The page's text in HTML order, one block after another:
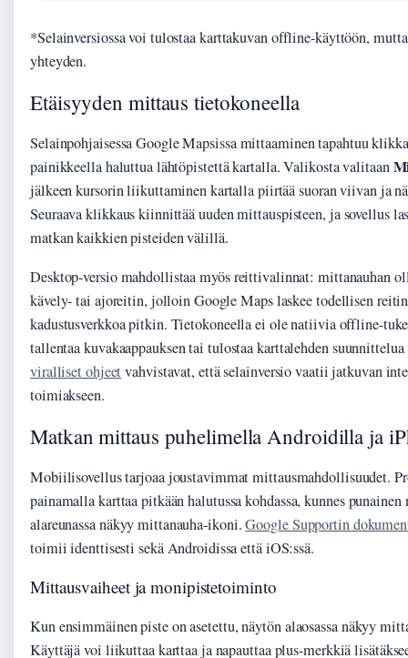
*Selainversiossa voi tulostaa karttakuvan offline-käyttöön,
yhteyden.
Etäisyyden mittaus tietokoneella
Selainpohjaisessa Google Mapsissa mittaaminen tapahtuu
painikkeella haluttua lähtöpistettä kartalla. Valikosta valitaan
jälkeen kursorin liikuttaminen kartalla piirtää suoran viivan ja
Seuraava klikkaus kiinnittää uuden mittauspisteen, ja sovellus
matkan kaikkien pisteiden välillä.
Desktop-versio mahdollistaa myös reittivalinnat: mittanauhan
kävely- tai ajoreitin, jolloin Google Maps laskee todellisen
kadustusverkkoa pitkin. Tietokoneella ei ole natiivia offline-
tallentaa kuvakaappauksen tai tulostaa karttalehden
viralliset ohjeetvahvistavat, että selainversio vaatii jatkuvan
toimiakseen.
Matkan mittaus puhelimella Androidilla ja
Mobiilisovellus tarjoaa joustavimmat mittausmahdollisuudet.
painamalla karttaa pitkään halutussa kohdassa, kunnes
alareunassa näkyy mittanauha-ikoni.Google Supportin
toimii identtisesti sekä Androidissa että iOS:ssä.
Mittausvaiheet ja monipistetoiminto
Kun ensimmäinen piste on asetettu, näytön alaosassa näkyy
Käyttäjä voi liikuttaa karttaa ja napauttaa plus-merkkiä